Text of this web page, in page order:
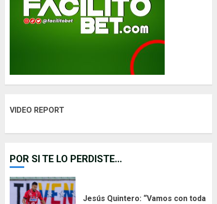
VIDEO REPORT
POR SI TE LO PERDISTE...
Jesús Quintero: “Vamos con toda